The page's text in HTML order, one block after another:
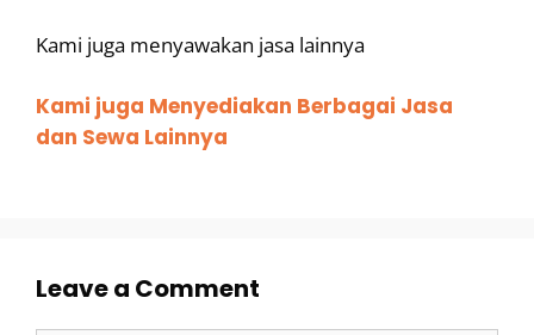
Kami juga menyawakan jasa lainnya
Kami juga Menyediakan Berbagai Jasa
dan Sewa Lainnya
Leave a Comment